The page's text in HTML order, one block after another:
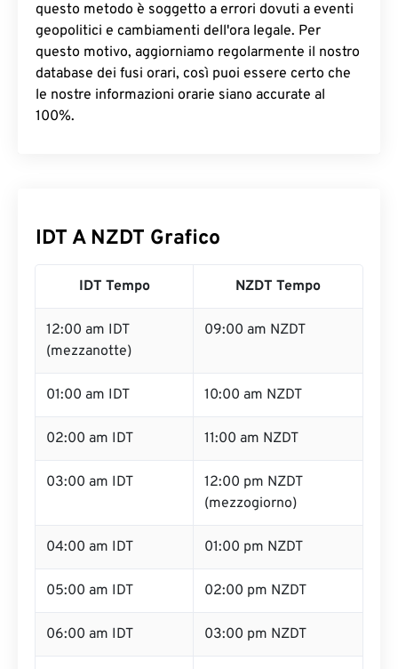
questo metodo è soggetto a errori dovuti a eventi
geopolitici e cambiamenti dell'ora legale. Per
questo motivo, aggiorniamo regolarmente il nostro
database dei fusi orari, così puoi essere certo che
le nostre informazioni orarie siano accurate al
100%.
IDT A NZDT Grafico
IDT Tempo NZDT Tempo
12:00 am IDT
(mezzanotte)
09:00 am NZDT
01:00 am IDT 10:00 am NZDT
02:00 am IDT 11:00 am NZDT
03:00 am IDT
12:00 pm NZDT
(mezzogiorno)
04:00 am IDT 01:00 pm NZDT
05:00 am IDT 02:00 pm NZDT
06:00 am IDT 03:00 pm NZDT